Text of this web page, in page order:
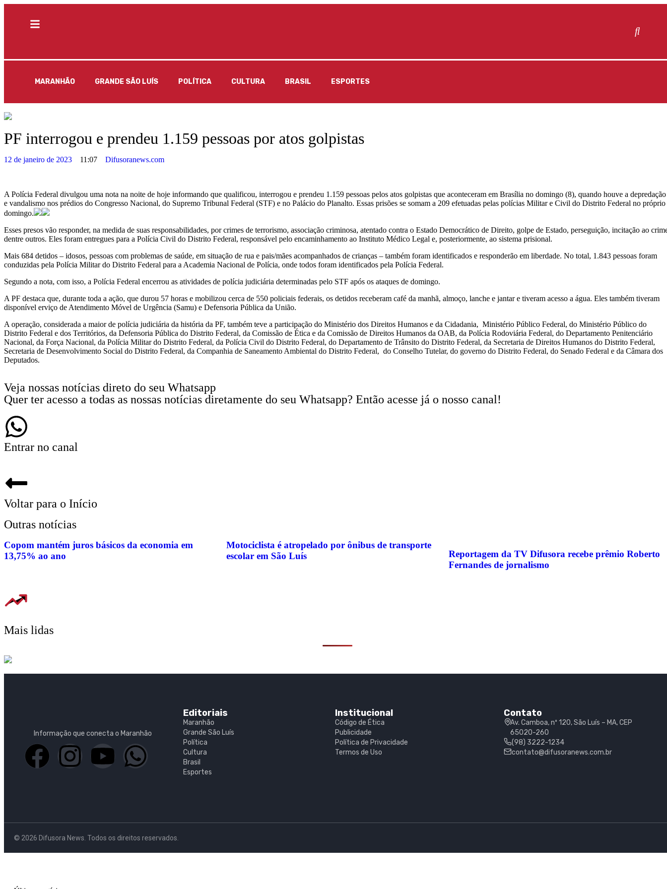
MARANHÃO GRANDE SÃO LUÍS POLÍTICA CULTURA BRASIL ESPORTES
PF interrogou e prendeu 1.159 pessoas por atos golpistas
12 de janeiro de 2023 11:07 Difusoranews.com
A Polícia Federal divulgou uma nota na noite de hoje informando que qualificou, interrogou e prendeu 1.159 pessoas pelos atos golpistas que aconteceram em Brasília no domingo (8), quando houve a depredação
e vandalismo nos prédios do Congresso Nacional, do Supremo Tribunal Federal (STF) e no Palácio do Planalto. Essas prisões se somam a 209 efetuadas pelas polícias Militar e Civil do Distrito Federal no próprio
domingo.
Esses presos vão responder, na medida de suas responsabilidades, por crimes de terrorismo, associação criminosa, atentado contra o Estado Democrático de Direito, golpe de Estado, perseguição, incitação ao
dentre outros. Eles foram entregues para a Polícia Civil do Distrito Federal, responsável pelo encaminhamento ao Instituto Médico Legal e, posteriormente, ao sistema prisional.
Mais 684 detidos – idosos, pessoas com problemas de saúde, em situação de rua e pais/mães acompanhados de crianças – também foram identificados e responderão em liberdade. No total, 1.843 pessoas foram
conduzidas pela Polícia Militar do Distrito Federal para a Academia Nacional de Polícia, onde todos foram identificados pela Polícia Federal.
Segundo a nota, com isso, a Polícia Federal encerrou as atividades de polícia judiciária determinadas pelo STF após os ataques de domingo.
A PF destaca que, durante toda a ação, que durou 57 horas e mobilizou cerca de 550 policiais federais, os detidos receberam café da manhã, almoço, lanche e jantar e tiveram acesso a água. Eles também tiveram
disponível erviço de Atendimento Móvel de Urgência (Samu) e Defensoria Pública da União.
A operação, considerada a maior de polícia judiciária da história da PF, também teve a participação do Ministério dos Direitos Humanos e da Cidadania, Ministério Público Federal, do Ministério Público do
Distrito Federal e dos Territórios, da Defensoria Pública do Distrito Federal, da Comissão de Ética e da Comissão de Direitos Humanos da OAB, da Polícia Rodoviária Federal, do Departamento Penitenciário
Nacional, da Força Nacional, da Polícia Militar do Distrito Federal, da Polícia Civil do Distrito Federal, do Departamento de Trânsito do Distrito Federal, da Secretaria de Direitos Humanos do Distrito Federal,
Secretaria de Desenvolvimento Social do Distrito Federal, da Companhia de Saneamento Ambiental do Distrito Federal, do Conselho Tutelar, do governo do Distrito Federal, do Senado Federal e da Câmara dos
Deputados.
Veja nossas notícias direto do seu Whatsapp
Quer ter acesso a todas as nossas notícias diretamente do seu Whatsapp? Então acesse já o nosso canal!
Entrar no canal
Voltar para o Início
Outras notícias
Copom mantém juros básicos da economia em
13,75% ao ano
Motociclista é atropelado por ônibus de transporte
escolar em São Luís
Reportagem da TV Difusora recebe prêmio Roberto
Fernandes de jornalismo
Mais lidas
Informação que conecta o Maranhão
Editoriais
Maranhão
Grande São Luís
Política
Cultura
Brasil
Esportes
Institucional
Código de Ética
Publicidade
Política de Privacidade
Termos de Uso
Contato
Av. Camboa, nº 120, São Luís – MA, CEP
65020-260
(98) 3222-1234
contato@difusoranews.com.br
© 2026 Difusora News. Todos os direitos reservados.